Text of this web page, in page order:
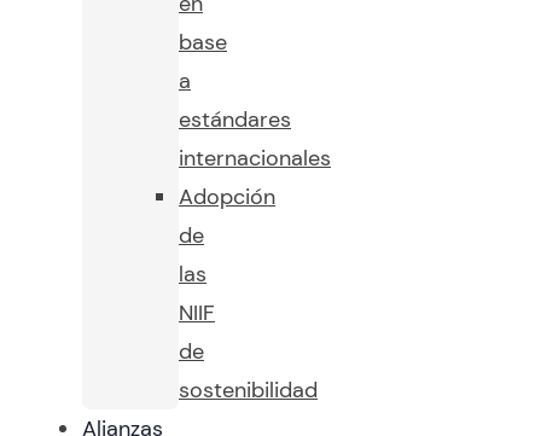
base
a
estándares
internacionales
Adopción
de
las
NIIF
de
sostenibilidad
Alianzas